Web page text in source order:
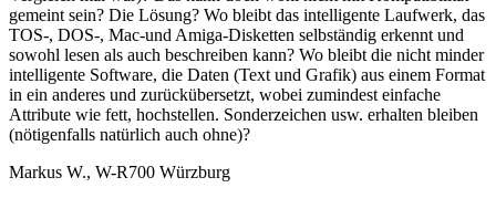
gemeint sein? Die Lösung? Wo bleibt das intelligente Laufwerk, das
TOS-, DOS-, Mac-und Amiga-Disketten selbständig erkennt und
sowohl lesen als auch beschreiben kann? Wo bleibt die nicht minder
intelligente Software, die Daten (Text und Grafik) aus einem Format
in ein anderes und zurückübersetzt, wobei zumindest einfache
Attribute wie fett, hochstellen. Sonderzeichen usw. erhalten bleiben
(nötigenfalls natürlich auch ohne)?
Markus W., W-R700 Würzburg